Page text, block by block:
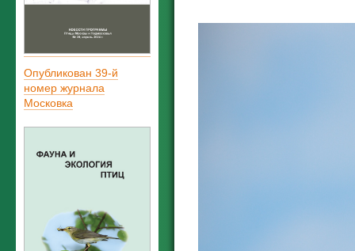
Опубликован 39-й
номер журнала
Московка